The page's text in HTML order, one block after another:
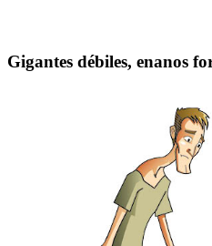
Gigantes débiles, enanos